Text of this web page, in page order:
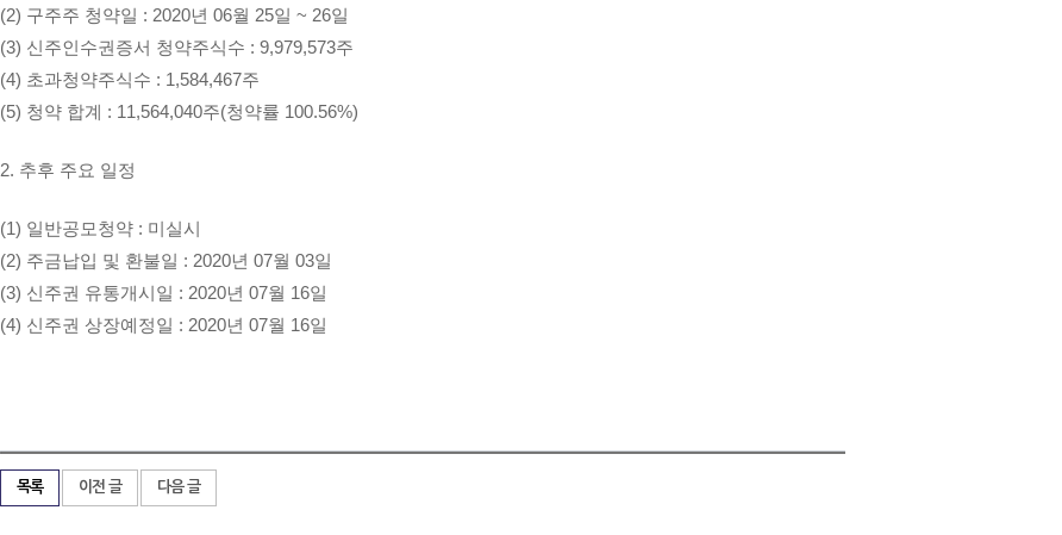
(2) 구주주 청약일 : 2020년 06월 25일 ~ 26일
(3) 신주인수권증서 청약주식수 : 9,979,573주
(4) 초과청약주식수 : 1,584,467주
(5) 청약 합계 : 11,564,040주(청약률 100.56%)
2. 추후 주요 일정
(1) 일반공모청약 : 미실시
(2) 주금납입 및 환불일 : 2020년 07월 03일
(3) 신주권 유통개시일 : 2020년 07월 16일
(4) 신주권 상장예정일 : 2020년 07월 16일
목록 이전 글 다음 글